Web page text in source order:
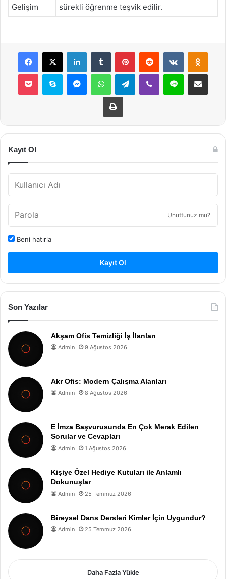
Gelişim
sürekli öğrenme teşvik edilir.
Facebook
X LinkedInTumblr PinterestReddit VKontakte
Pocket Skype MessengerWhatsAppTelegramViber Line E-Posta ile
Yazdır
Kayıt Ol
Unuttunuz mu?
Beni hatırla
Kayıt Ol
Son Yazılar
Akşam Ofis Temizliği İş İlanları
Admin 9 Ağustos 2026
Akr Ofis: Modern Çalışma Alanları
Admin 8 Ağustos 2026
E İmza Başvurusunda En Çok Merak Edilen
Sorular ve Cevapları
Admin 1 Ağustos 2026
Kişiye Özel Hediye Kutuları ile Anlamlı
Dokunuşlar
Admin 25 Temmuz 2026
Bireysel Dans Dersleri Kimler İçin Uygundur?
Admin 25 Temmuz 2026
Daha Fazla Yükle